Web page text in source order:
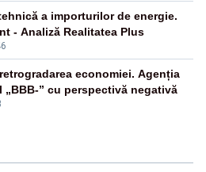
a importurilor de energie.
- Analiză Realitatea Plus
economiei. Agenția
” cu perspectivă negativă